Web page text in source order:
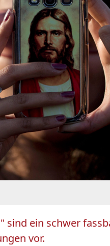
ein schwer
vor.